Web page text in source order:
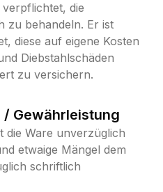
die
zu behandeln. Er ist
diese auf eigene Kosten
Diebstahlschäden
zu versichern.
Gewährleistung
die Ware unverzüglich
etwaige Mängel dem
schriftlich